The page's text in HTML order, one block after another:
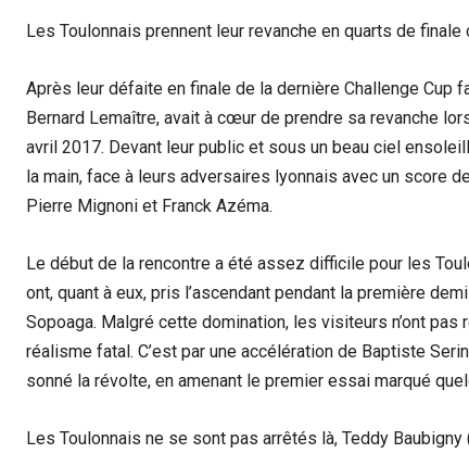
Les Toulonnais prennent leur revanche en quarts de finale
Après leur défaite en finale de la dernière Challenge Cup
Bernard Lemaître, avait à cœur de prendre sa revanche
avril 2017. Devant leur public et sous un beau ciel
la main, face à leurs adversaires lyonnais avec un score
Pierre Mignoni et Franck Azéma.
Le début de la rencontre a été assez difficile pour les
ont, quant à eux, pris l’ascendant pendant la première
Sopoaga. Malgré cette domination, les visiteurs n’ont
réalisme fatal. C’est par une accélération de Baptiste
sonné la révolte, en amenant le premier essai marqué
Les Toulonnais ne se sont pas arrêtés là, Teddy